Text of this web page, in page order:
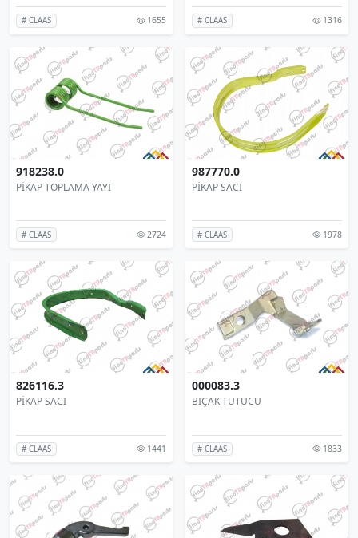
# CLAAS 1655 # CLAAS 1316
918238.0
PİKAP TOPLAMA YAYI
# CLAAS 2724
987770.0
PİKAP SACI
# CLAAS 1978
826116.3
PİKAP SACI
# CLAAS 1441
000083.3
BIÇAK TUTUCU
# CLAAS 1833